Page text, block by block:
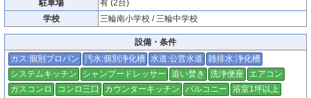
駐車場
有 (2台)
学校
三輪南小学校 / 三輪中学校
設備・条件
ガス:個別プロパン
汚水:個別浄化槽 水道:公営水道
雑排水:浄化槽
システムキッチン
シャンプードレッサー 追い焚き 洗浄便座
エアコン
ガスコンロ
コンロ三口 カウンターキッチン バルコニー
浴室1坪以上